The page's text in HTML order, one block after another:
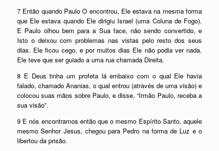
7 Então quando Paulo O encontrou, Ele estava na mesma forma
que Ele estava quando Ele dirigiu Israel (uma Coluna de Fogo).
E Paulo olhou bem para a Sua face, não sendo convertido, e
Isto o deixou com problemas nas vistas pelo resto dos seus
dias. Ele ficou cego, e por muitos dias Ele não podia ver nada.
Ele teve que ser guiado a uma rua chamada Direita.
8 E Deus tinha um profeta lá embaixo com o qual Ele havia
falado, chamado Ananias, o qual entrou (através de uma visão) e
colocou suas mãos sobre Paulo, e disse, “Irmão Paulo, receba a
sua visão”.
9 E nós encontramos então que o mesmo Espírito Santo, aquele
mesmo Senhor Jesus, chegou para Pedro na forma de Luz e o
libertou da prisão.